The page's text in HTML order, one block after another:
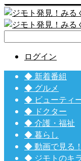
ログイン
◆ 新着番組
◆ グルメ
◆ ビューティ
◆ ドクター
◆ 介護・福祉
◆ 暮らし
◆ 動画で見る
◆ ジモトのキ